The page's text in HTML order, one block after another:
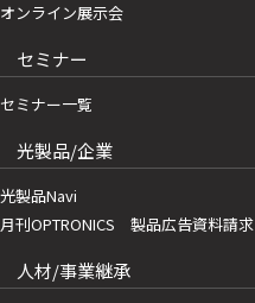
オンライン展示会
セミナー
セミナー一覧
光製品/企業
光製品Navi
月刊OPTRONICS 製品広告資料請求
人材/事業継承